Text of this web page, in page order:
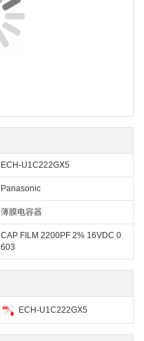
ECH-U1C222GX5
Panasonic
薄膜电容器
CAP FILM 2200PF 2% 16VDC 0
603
ECH-U1C222GX5